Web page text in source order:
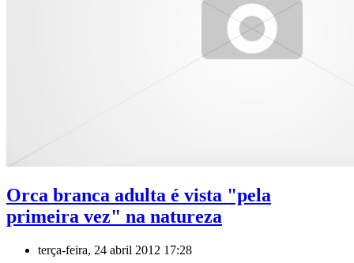
Orca branca adulta é vista "pela
primeira vez" na natureza
terça-feira, 24 abril 2012 17:28